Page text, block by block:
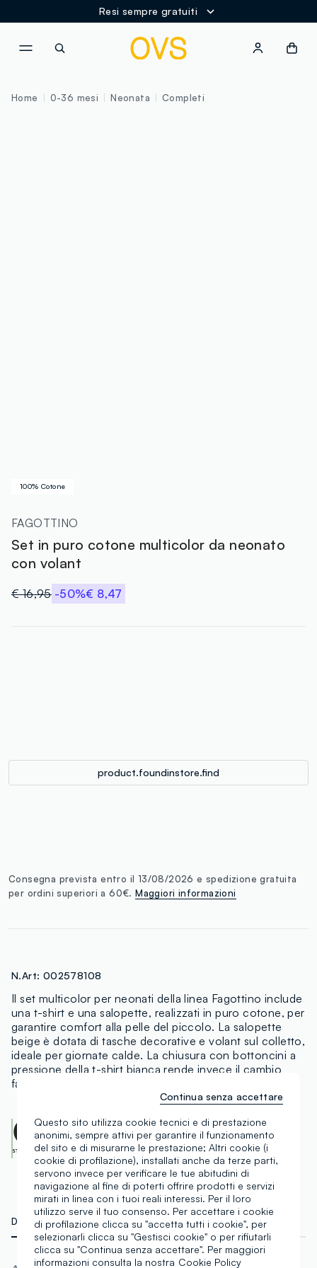
Resi sempre gratuiti
100% Cotone
Home 0-36 mesi Neonata Completi
FAGOTTINO
Set in puro cotone multicolor da neonato
con volant
€ 16,95 -50%€ 8,47
product.foundinstore.find
Consegna prevista entro il 13/08/2026 e spedizione gratuita
per ordini superiori a 60€.Maggiori informazioni
N.Art: 002578108
Il set multicolor per neonati della linea Fagottino include
una t-shirt e una salopette, realizzati in puro cotone, per
garantire comfort alla pelle del piccolo. La salopette
beige è dotata di tasche decorative e volant sul colletto,
ideale per giornate calde. La chiusura con bottoncini a
pressione della t-shirt bianca rende invece il cambio
facile e pratico.
OEKO-TEX class I
CENTROCOT:0906991.O
Scopri di più
DETTAGLI TECNICI MATERIALI E FILIERA
Materiale
Tessuto
Questo sito utilizza cookie tecnici e di prestazione
anonimi, sempre attivi per garantire il funzionamento
del sito e di misurarne le prestazione; Altri cookie (i
cookie di profilazione), installati anche da terze parti,
servono invece per verificare le tue abitudini di
navigazione al fine di poterti offrire prodotti e servizi
mirati in linea con i tuoi reali interessi. Per il loro
utilizzo serve il tuo consenso. Per accettare i cookie
di profilazione clicca su "accetta tutti i cookie", per
selezionarli clicca su "Gestisci cookie" o per rifiutarli
clicca su "Continua senza accettare". Per maggiori
informazioni consulta la nostra Cookie Policy
Continua senza accettare